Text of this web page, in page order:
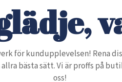
för kundupplevelsen! Rena
bästa sätt. Vi är proffs på
oss!